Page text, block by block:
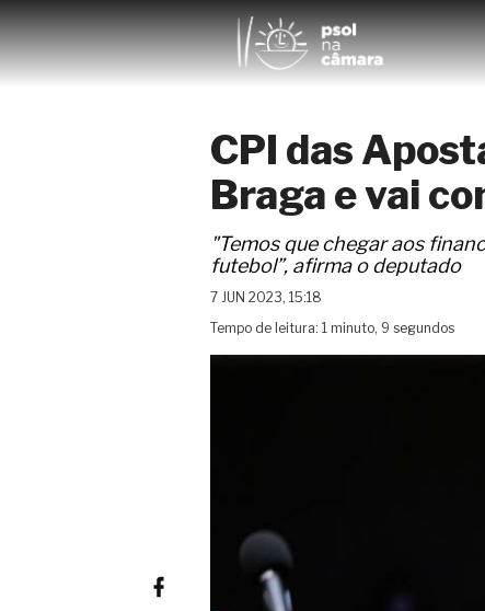
CPI das
Braga e vai
"Temos que chegar aos
futebol”, afirma o deputado
7 JUN 2023, 15:18
Tempo de leitura: 1 minuto, 9 segundos